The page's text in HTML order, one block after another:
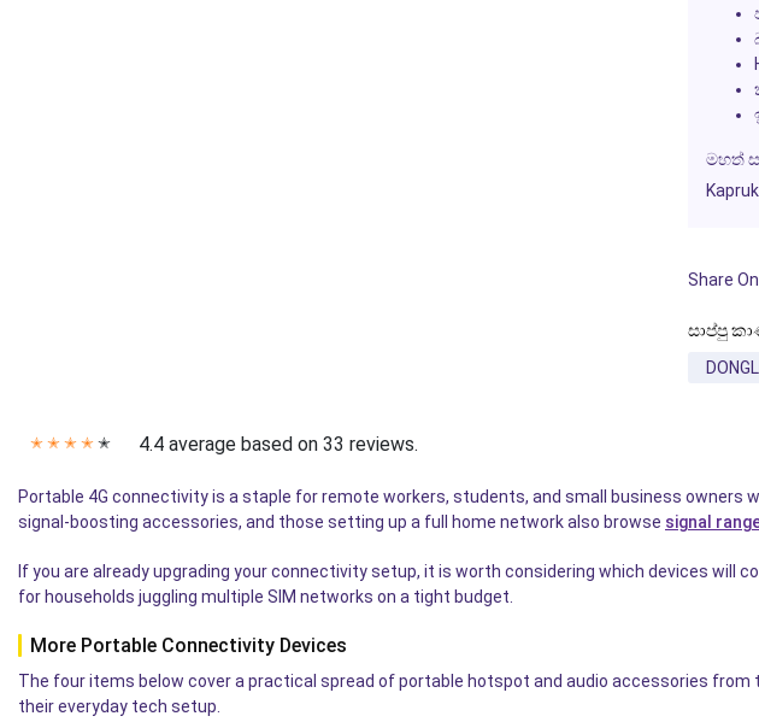
මහත්
Share
සාප්පු
✭ ✭ ✭ ✭ ✭ 4.4 average based on 33 reviews.
Portable 4G connectivity is a staple for remote workers, students, and small business owners
signal-boosting accessories, and those setting up a full home network also browse signal
If you are already upgrading your connectivity setup, it is worth considering which devices will
for households juggling multiple SIM networks on a tight budget.
More Portable Connectivity Devices
The four items below cover a practical spread of portable hotspot and audio accessories
their everyday tech setup.